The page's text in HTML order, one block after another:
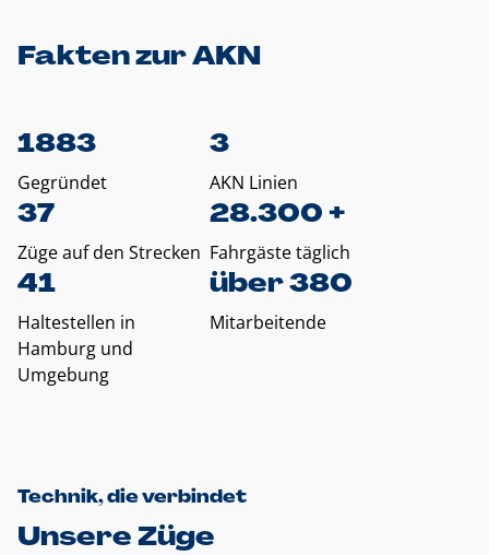
Fakten zur AKN
1883
Gegründet
3
AKN Linien
37
Züge auf den Strecken
28.300 +
Fahrgäste täglich
41
Haltestellen in
Hamburg und
Umgebung
über 380
Mitarbeitende
Technik, die verbindet
Unsere Züge